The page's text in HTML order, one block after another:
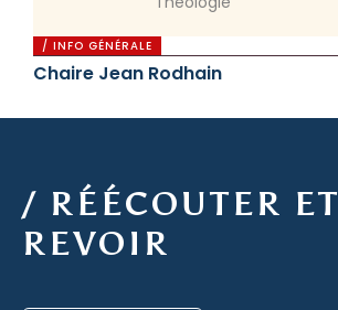
/ INFO GÉNÉRALE
Chaire Jean Rodhain
/ RÉÉCOUTER ET
REVOIR